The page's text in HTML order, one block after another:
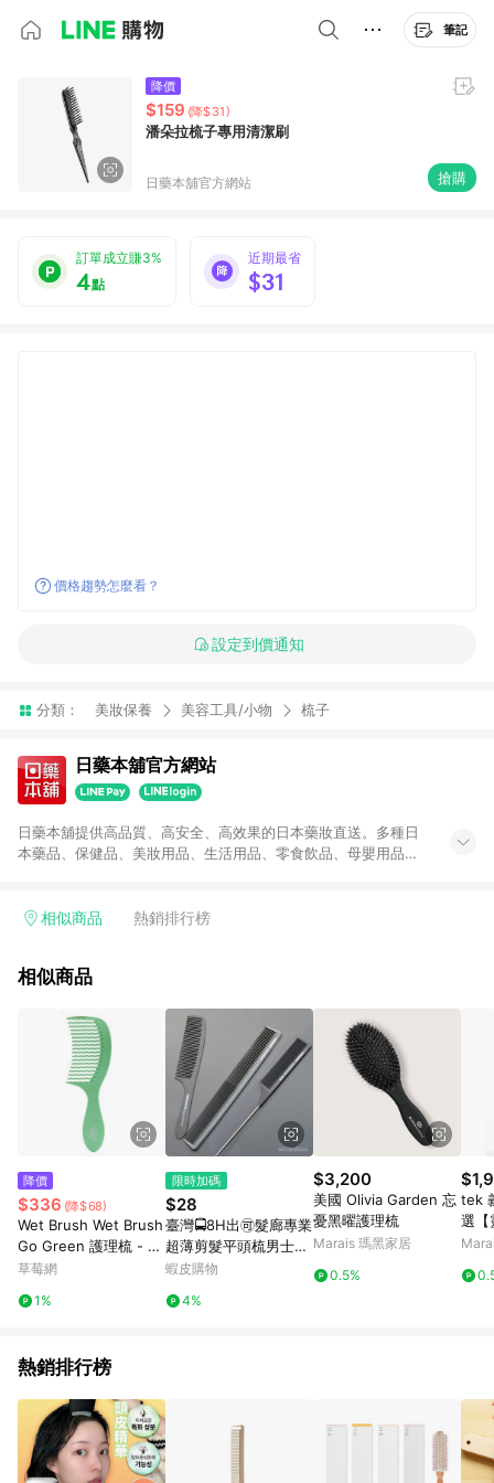
筆記
降價
$159 (降$31)
潘朵拉梳子專用清潔刷
日藥本舖官方網站 搶購
訂單成立賺3%
4點
近期最省
$31
價格趨勢怎麼看？
設定到價通知
分類： 美妝保養 美容工具/小物 梳子
日藥本舖官方網站
日藥本舖提供高品質、高安全、高效果的日本藥妝直送。多種日
本藥品、保健品、美妝用品、生活用品、零食飲品、母嬰用品，
相似商品 熱銷排行榜
相似商品
降價
$336 (降$68)
Wet Brush Wet Brush
Go Green 護理梳 - #
茶樹油 1pc-齒梳
草莓網
1%
限時加碼
$28
臺灣🚍8H出🉑髮廊專業
超薄剪髮平頭梳男士髮
型師專用蘋果美髮梳子
蝦皮購物
4%
$3,200
美國 Olivia Garden 忘
憂黑曜護理梳
Marais 瑪黑家居
0.5%
tek
選【
熱銷排行榜